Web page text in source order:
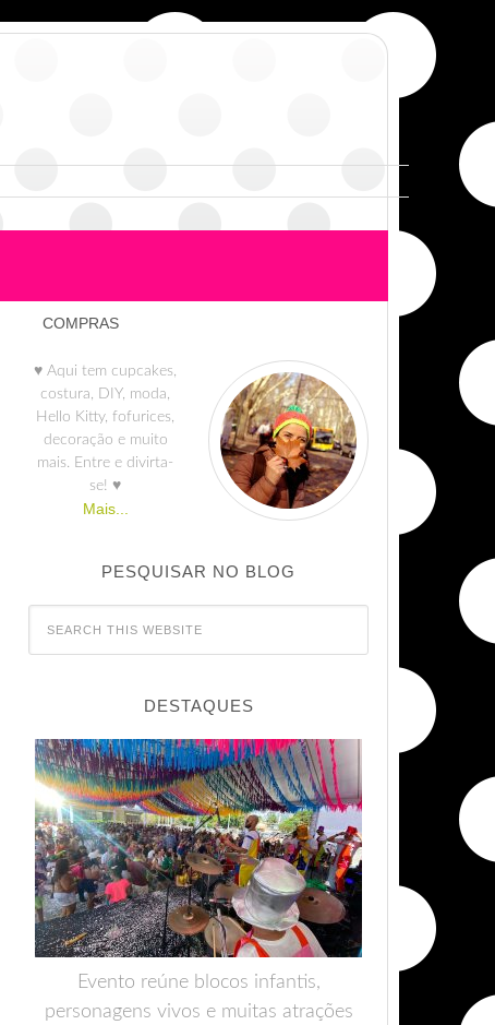
COMPRAS
♥ Aqui tem cupcakes,
costura, DIY, moda,
Hello Kitty, fofurices,
decoração e muito
mais. Entre e divirta-
se! ♥
Mais...
PESQUISAR NO BLOG
DESTAQUES
Evento reúne blocos infantis,
personagens vivos e muitas atrações